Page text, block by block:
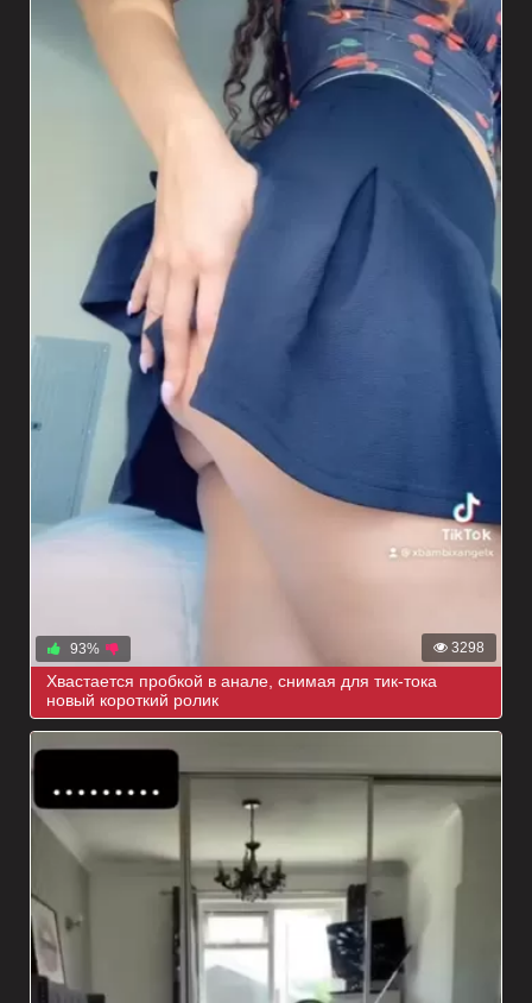
3298
93%
Хвастается пробкой в анале, снимая для тик-тока
новый короткий ролик